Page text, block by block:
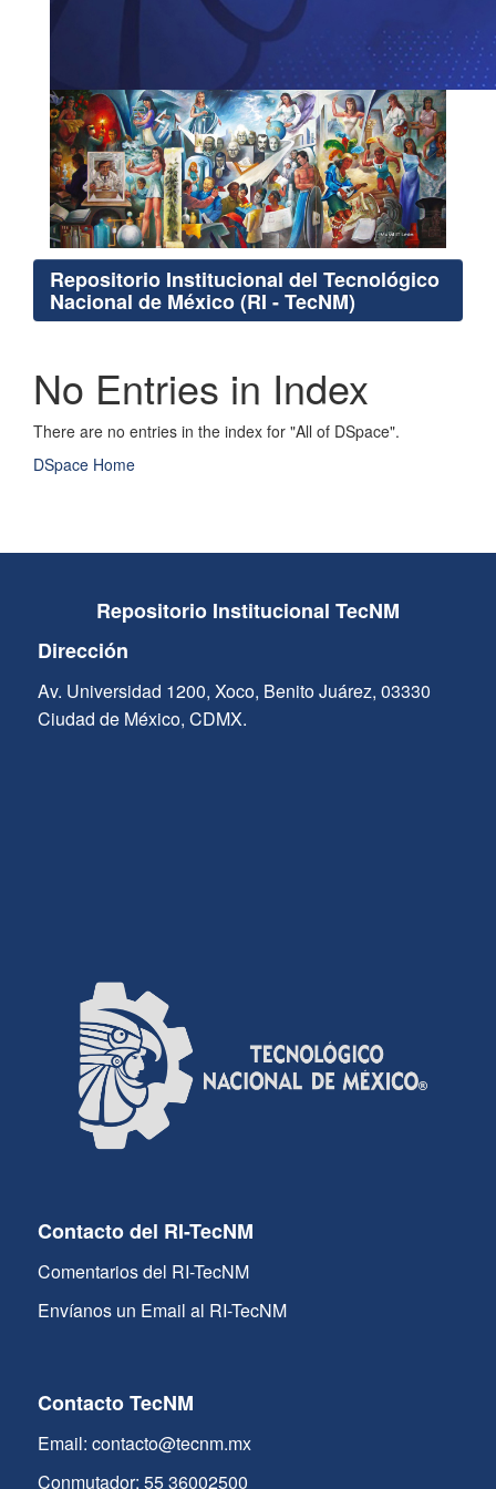
Repositorio Institucional del Tecnológico
Nacional de México (RI - TecNM)
No Entries in Index
There are no entries in the index for "All of DSpace".
DSpace Home
Repositorio Institucional TecNM
Dirección
Av. Universidad 1200, Xoco, Benito Juárez, 03330
Ciudad de México, CDMX.
Contacto del RI-TecNM
Comentarios del RI-TecNM
Envíanos un Email al RI-TecNM
Contacto TecNM
Email: contacto@tecnm.mx
Conmutador: 55 36002500